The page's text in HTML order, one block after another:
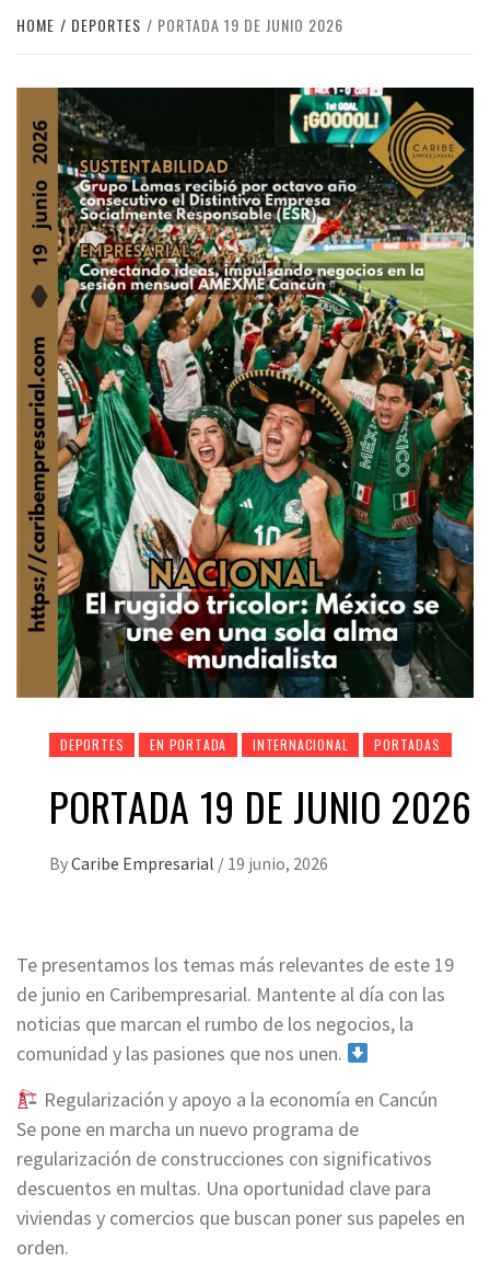
HOME DEPORTES PORTADA 19 DE JUNIO 2026
DEPORTES EN PORTADA INTERNACIONAL PORTADAS
PORTADA 19 DE JUNIO 2026
ByCaribe Empresarial / 19 junio, 2026
Te presentamos los temas más relevantes de este 19
de junio en Caribempresarial. Mantente al día con las
noticias que marcan el rumbo de los negocios, la
comunidad y las pasiones que nos unen.
Regularización y apoyo a la economía en Cancún
Se pone en marcha un nuevo programa de
regularización de construcciones con significativos
descuentos en multas. Una oportunidad clave para
viviendas y comercios que buscan poner sus papeles en
orden.